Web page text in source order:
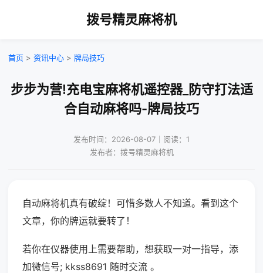
拨号精灵麻将机
首页 > 资讯中心 > 牌局技巧
步步为营!充电宝麻将机遥控器_防守打法适
合自动麻将吗-牌局技巧
发布时间：2026-08-07｜阅读：1
发布者：拨号精灵麻将机
自动麻将机真有破绽！可惜多数人不知道。看到这个
文章，你的牌运就要转了！
若你在仪器使用上需要帮助，想获取一对一指导，添
加微信号; kkss8691 随时交流 。